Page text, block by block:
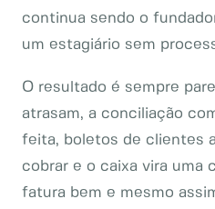
continua sendo o
um estagiário sem
O resultado é sempre
atrasam, a conciliação
feita, boletos de clientes
cobrar e o caixa vira uma
fatura bem e mesmo